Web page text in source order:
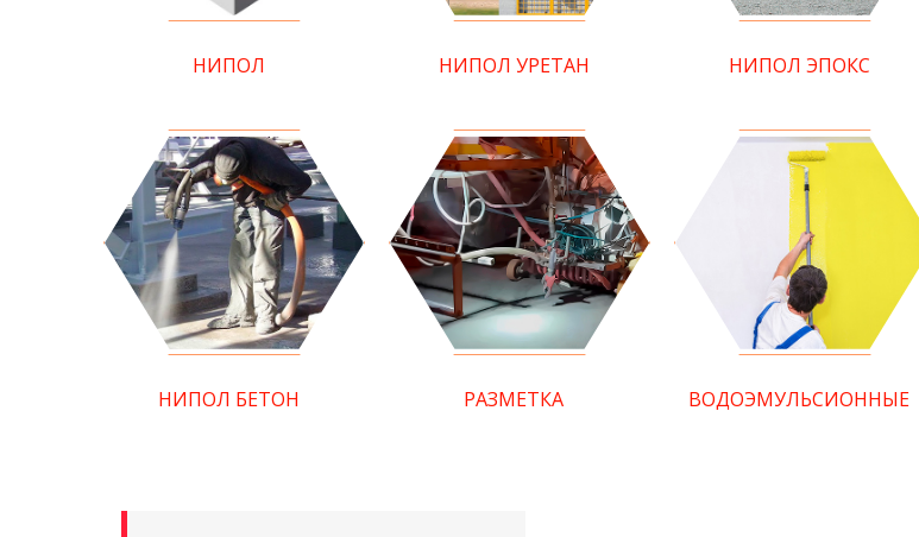
НИПОЛ НИПОЛ УРЕТАН НИПОЛ ЭПОКС
НИПОЛ БЕТОН РАЗМЕТКА ВОДОЭМУЛЬСИОННЫЕ